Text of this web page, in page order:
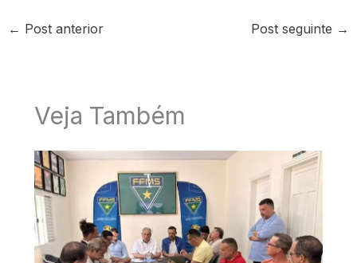
← Post anterior Post seguinte →
Veja Também